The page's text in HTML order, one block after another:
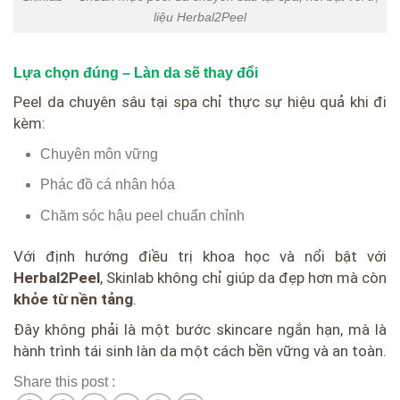
liệu Herbal2Peel
Lựa chọn đúng – Làn da sẽ thay đổi
Peel da chuyên sâu tại spa chỉ thực sự hiệu quả khi đi
kèm:
Chuyên môn vững
Phác đồ cá nhân hóa
Chăm sóc hậu peel chuẩn chỉnh
Với định hướng điều trị khoa học và nổi bật với
Herbal2Peel, Skinlab không chỉ giúp da đẹp hơn mà còn
khỏe từ nền tảng.
Đây không phải là một bước skincare ngắn hạn, mà là
hành trình tái sinh làn da một cách bền vững và an toàn.
Share this post :